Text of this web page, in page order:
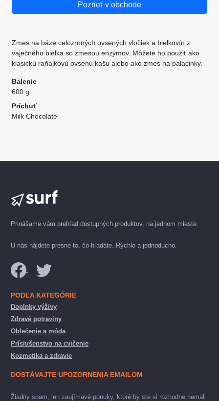
Pozrieť v obchode
Zmes na báze celozrnných ovsených vločiek a bielkovín z
vaječného bielka so zmesou enzýmov. Môžete ho použiť ako
klasickú raňajkovú ovsenú kašu alebo ako zmes na palacinky.
Balenie
600 g
Príchuť
Milk Chocolate
Prinášame vám prehľad dostupných produktov, na jednom mieste.
U nás nájdete presne to, čo hľadáte. Rýchlo a jednoducho.
PODĽA KATEGÓRIE
Doplnky výživy
Zdravé potraviny
Oblečenie a móda
Príslušenstvo na cvičenie
Kozmetika a zdravie
DOSTÁVAJTE UPOZORNENIA EMAILOM
Žiadny spam, len zaujímavé ponuky, ktoré by ste si rozhodne nemali